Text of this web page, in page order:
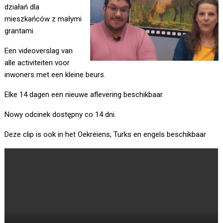
działań dla
mieszkańców z małymi
grantami
Een videoverslag van
alle activiteiten voor
inwoners met een kleine beurs.
Elke 14 dagen een nieuwe aflevering beschikbaar.
Nowy odcinek dostępny co 14 dni.
Deze clip is ook in het Oekreiens, Turks en engels beschikbaar